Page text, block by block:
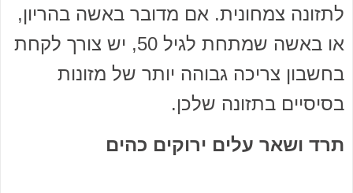
לתזונה צמחונית. אם מדובר באשה בהריון,
או באשה שמתחת לגיל 50, יש צורך לקחת
בחשבון צריכה גבוהה יותר של מזונות
בסיסיים בתזונה שלכן.
תרד ושאר עלים ירוקים כהים